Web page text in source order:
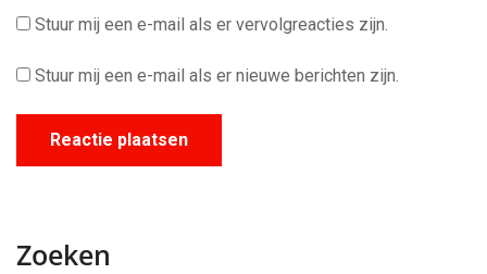
Stuur mij een e-mail als er vervolgreacties zijn.
Stuur mij een e-mail als er nieuwe berichten zijn.
Zoeken